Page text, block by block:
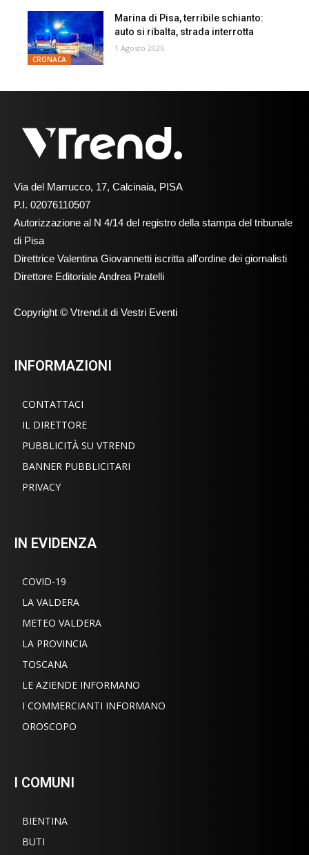
CRONACA
Marina di Pisa, terribile schianto:
auto si ribalta, strada interrotta
1 Agosto 2026
Via del Marrucco, 17, Calcinaia, PISA
P.I. 02076110507
Autorizzazione al N 4/14 del registro della stampa del tribunale
di Pisa
Direttrice Valentina Giovannetti iscritta all'ordine dei giornalisti
Direttore Editoriale Andrea Pratelli
Copyright © Vtrend.it di Vestri Eventi
INFORMAZIONI
CONTATTACI
IL DIRETTORE
PUBBLICITÀ SU VTREND
BANNER PUBBLICITARI
PRIVACY
IN EVIDENZA
COVID-19
LA VALDERA
METEO VALDERA
LA PROVINCIA
TOSCANA
LE AZIENDE INFORMANO
I COMMERCIANTI INFORMANO
OROSCOPO
I COMUNI
BIENTINA
BUTI